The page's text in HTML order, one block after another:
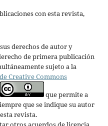
con esta revista,
derechos de autor y
de primera publicación
sujeto a la
Creative Commons
que permite a
que se indique su autor
revista.